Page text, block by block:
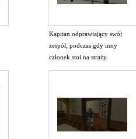
Kapitan odprawiający swój
zespół, podczas gdy inny
członek stoi na straży.